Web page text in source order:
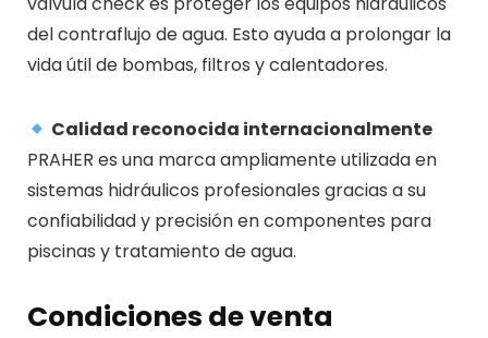
del contraflujo de agua. Esto ayuda a prolongar la
vida útil de bombas, filtros y calentadores.
Calidad reconocida internacionalmente
PRAHER es una marca ampliamente utilizada en
sistemas hidráulicos profesionales gracias a su
confiabilidad y precisión en componentes para
piscinas y tratamiento de agua.
Condiciones de venta